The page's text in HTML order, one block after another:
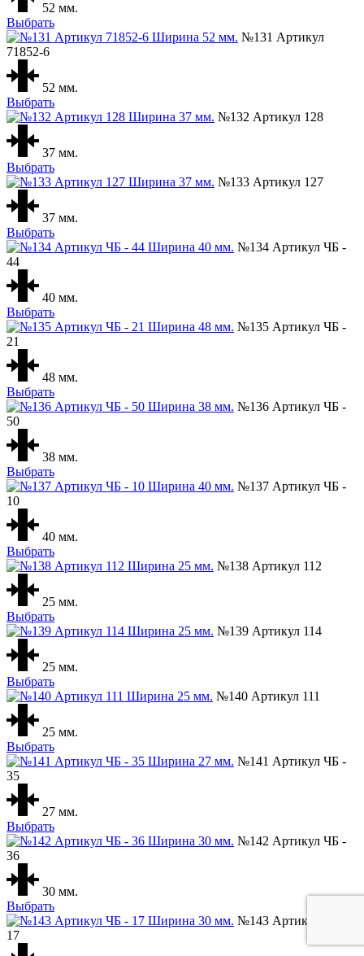
52 мм.
Выбрать
№131 Артикул
71852-6
52 мм.
Выбрать
№132 Артикул 128
37 мм.
Выбрать
№133 Артикул 127
37 мм.
Выбрать
№134 Артикул ЧБ -
44
40 мм.
Выбрать
№135 Артикул ЧБ -
21
48 мм.
Выбрать
№136 Артикул ЧБ -
50
38 мм.
Выбрать
№137 Артикул ЧБ -
10
40 мм.
Выбрать
№138 Артикул 112
25 мм.
Выбрать
№139 Артикул 114
25 мм.
Выбрать
№140 Артикул 111
25 мм.
Выбрать
№141 Артикул ЧБ -
35
27 мм.
Выбрать
№142 Артикул ЧБ -
36
30 мм.
Выбрать
№143 Артикул ЧБ -
17